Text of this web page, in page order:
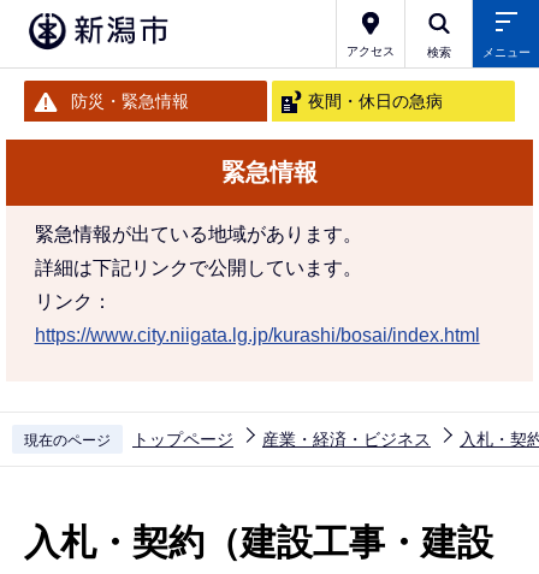
アクセス 検索 メニュー
防災・緊急情報 夜間・休日の急病
緊急情報
緊急情報が出ている地域があります。
詳細は下記リンクで公開しています。
リンク：
https://www.city.niigata.lg.jp/kurashi/bosai/index.html
現在のページ トップページ 産業・経済・ビジネス 入札・契
入札・契約（建設工事・建設